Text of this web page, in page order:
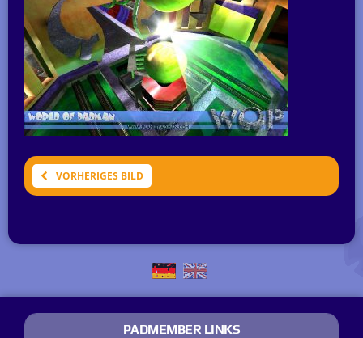
VORHERIGES BILD
PADMEMBER LINKS